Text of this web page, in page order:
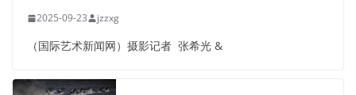
2025-09-23 jzzxg
（国际艺术新闻网）摄影记者 张希光 &